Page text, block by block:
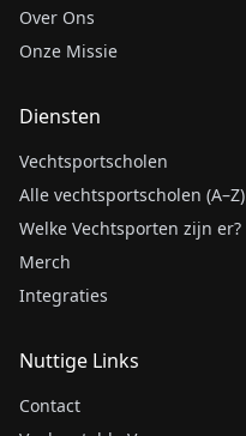
Over Ons
Onze Missie
Diensten
Vechtsportscholen
Alle vechtsportscholen (A–Z)
Welke Vechtsporten zijn er?
Merch
Integraties
Nuttige Links
Contact